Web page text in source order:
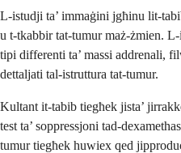
L-istudji ta’ immaġini jgħinu lit-
u t-tkabbir tat-tumur maż-żmien.
tipi differenti ta’ massi addrenali,
dettaljati tal-istruttura tat-tumur.
Kultant it-tabib tiegħek jista’
test ta’ soppressjoni tad-
tumur tiegħek huwiex qed